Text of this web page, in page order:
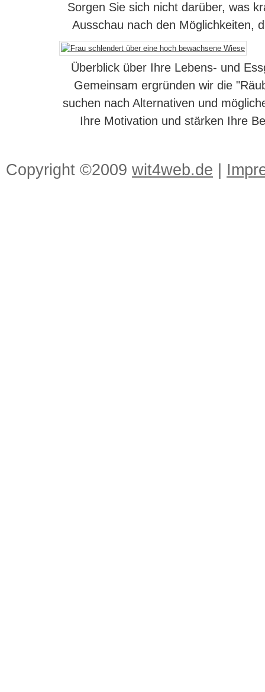
Sorgen Sie sich nicht darüber, was
Ausschau nach den Möglichkeiten,
Überblick über Ihre Lebens- und
Gemeinsam ergründen wir die
suchen nach Alternativen und
Ihre Motivation und stärken Ihre
Copyright ©2009 wit4web.de